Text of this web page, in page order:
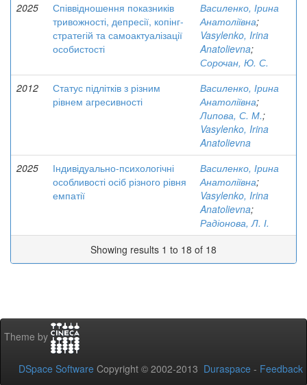
2025
Співвідношення показників
тривожності, депресії, копінг-
стратегій та самоактуалізації
особистості
Василенко, Ірина
Анатоліївна;
Vasylenko, Irina
Anatolievna;
Сорочан, Ю. С.
2012
Статус підлітків з різним
рівнем агресивності
Василенко, Ірина
Анатоліївна;
Липова, С. М.;
Vasylenko, Irina
Anatolievna
2025
Індивідуально-психологічні
особливості осіб різного рівня
емпатії
Василенко, Ірина
Анатоліївна;
Vasylenko, Irina
Anatolievna;
Радіонова, Л. І.
Showing results 1 to 18 of 18
Theme by
DSpace Software Copyright © 2002-2013 Duraspace - Feedback